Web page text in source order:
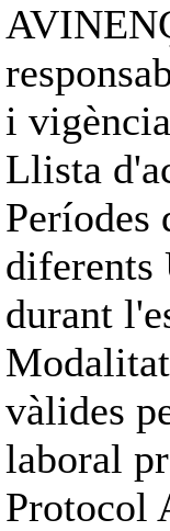
i
Llista
Períodes
diferents
durant
vàlides
laboral
Protocol